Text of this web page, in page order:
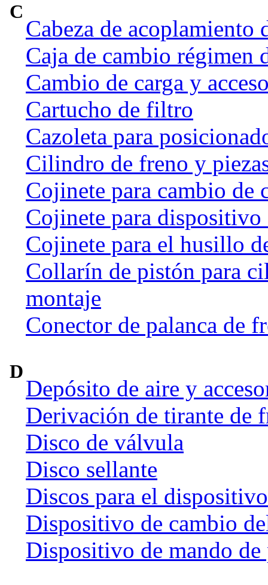
C
Cabeza de acoplamiento
Caja de cambio régimen
Cambio de carga y
Cartucho de filtro
Cazoleta para
Cilindro de freno y
Cojinete para cambio de
Cojinete para
Cojinete para el husillo
Collarín de pistón para
montaje
Conector de palanca de
D
Depósito de aire y
Derivación de tirante de
Disco de válvula
Disco sellante
Discos para el
Dispositivo de cambio
Dispositivo de mando de